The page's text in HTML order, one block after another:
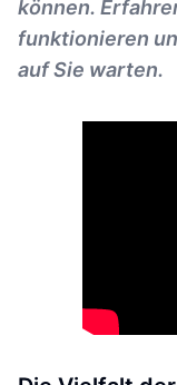
können.
funktionieren
auf Sie warten.